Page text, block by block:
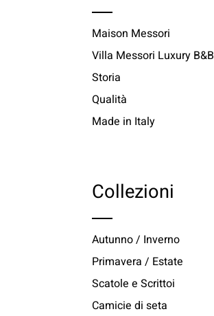
Maison Messori
Villa Messori Luxury B&B
Storia
Qualità
Made in Italy
Collezioni
Autunno / Inverno
Primavera / Estate
Scatole e Scrittoi
Camicie di seta